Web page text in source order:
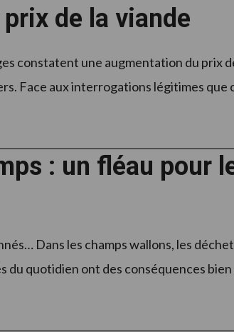
de la viande
constatent une augmentation du prix
Face aux interrogations légitimes
: un fléau pour
Dans les champs wallons, les
du quotidien ont des conséquences